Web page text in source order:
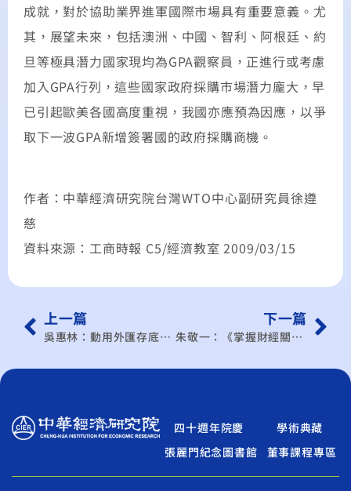
成就，對於協助業界進軍國際市場具有重要意義。尤
其，展望未來，包括澳洲、中國、智利、阿根廷、約
旦等極具潛力國家現均為GPA觀察員，正進行或考慮
加入GPA行列，這些國家政府採購市場潛力龐大，早
已引起歐美各國高度重視，我國亦應預為因應，以爭
取下一波GPA新增簽署國的政府採購商機。
作者：中華經濟研究院台灣WTO中心副研究員徐遵
慈
資料來源：工商時報 C5/經濟教室 2009/03/15
上一篇
吳惠林：動用外匯存底？ 拿新台幣換！
下一篇
朱敬一：《掌握財經關鍵》沒有通盤規畫 就沒有觀光
四十週年院慶
學術典藏
張麗門紀念圖書館
董事課程專區